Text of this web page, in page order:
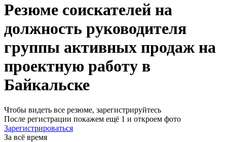
Резюме соискателей на
должность руководителя
группы активных продаж на
проектную работу в
Байкальске
Чтобы видеть все резюме, зарегистрируйтесь
После регистрации покажем ещё 1 и откроем фото
Зарегистрироваться
За всё время